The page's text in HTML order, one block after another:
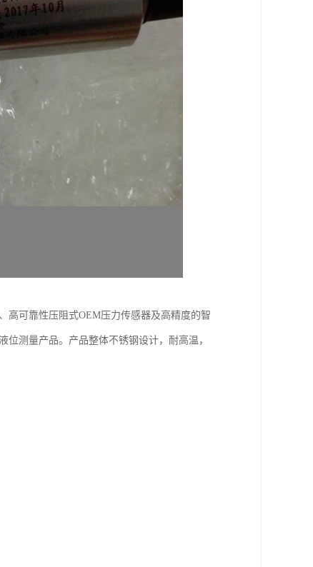
高可靠性压阻式OEM压力传感器及高精度的智
测量产品。产品整体不锈钢设计，耐高温，